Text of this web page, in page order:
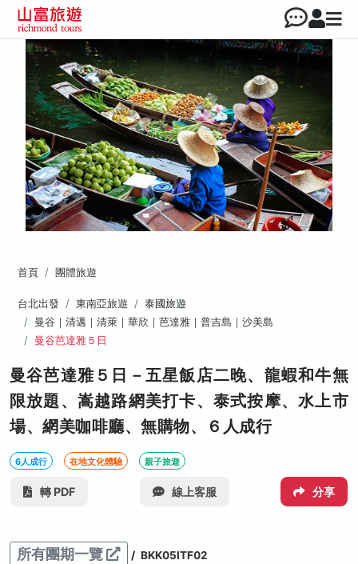
首頁 團體旅遊
台北出發 東南亞旅遊
泰國旅遊
曼谷｜清邁｜清萊｜華欣｜芭達雅｜普吉島｜沙美島
曼谷芭達雅５日
曼谷芭達雅５日－五星飯店二晚、龍蝦和牛無
限放題、嵩越路網美打卡、泰式按摩、水上市
場、網美咖啡廳、無購物、６人成行
6人成行 在地文化體驗 親子旅遊
轉 PDF 線上客服 分享
所有團期一覽 / BKK05ITF02